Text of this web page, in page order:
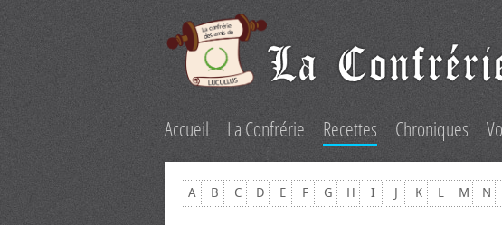
Accueil La Confrérie Recettes Chroniques
A B C D E F G H I J K L M N